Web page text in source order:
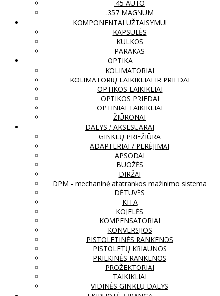
.45 AUTO
.357 MAGNUM
KOMPONENTAI UŽTAISYMUI
KAPSULĖS
KULKOS
PARAKAS
OPTIKA
KOLIMATORIAI
KOLIMATORIŲ LAIKIKLIAI IR PRIEDAI
OPTIKOS LAIKIKLIAI
OPTIKOS PRIEDAI
OPTINIAI TAIKIKLIAI
ŽIŪRONAI
DALYS / AKSESUARAI
GINKLŲ PRIEŽIŪRA
ADAPTERIAI / PERĖJIMAI
APSODAI
BUOŽĖS
DIRŽAI
DPM - mechaninė atatrankos mažinimo sistema
DĖTUVĖS
KITA
KOJELĖS
KOMPENSATORIAI
KONVERSIJOS
PISTOLETINĖS RANKENOS
PISTOLETŲ KRIAUNOS
PRIEKINĖS RANKENOS
PROŽEKTORIAI
TAIKIKLIAI
VIDINĖS GINKLŲ DALYS